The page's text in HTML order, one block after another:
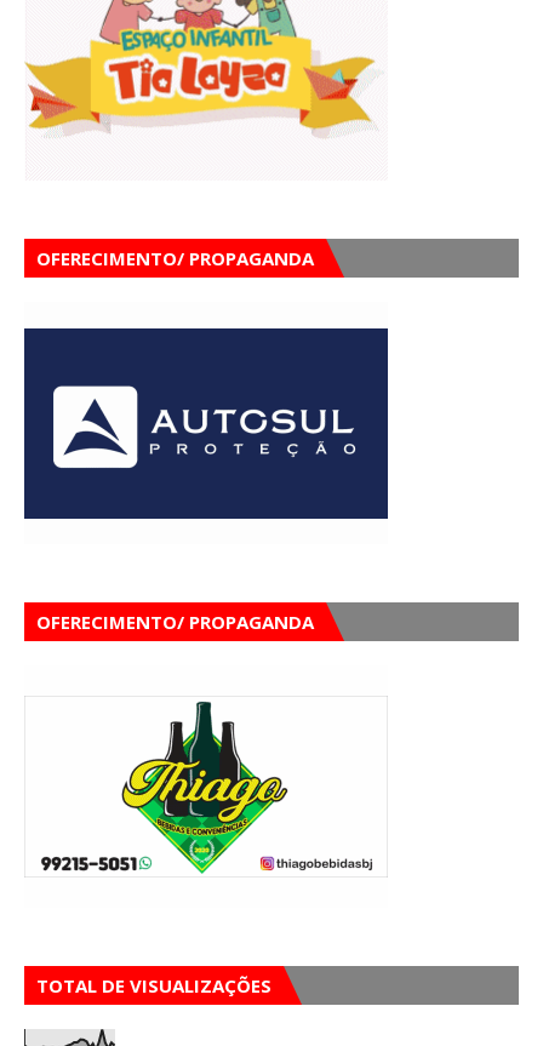
OFERECIMENTO/ PROPAGANDA
OFERECIMENTO/ PROPAGANDA
TOTAL DE VISUALIZAÇÕES